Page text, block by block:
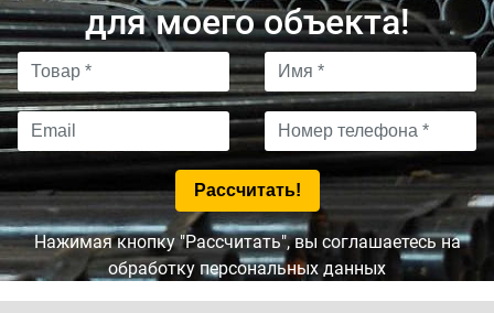
для моего объекта!
Нажимая кнопку "Рассчитать", вы соглашаетесь на
обработку персональных данных